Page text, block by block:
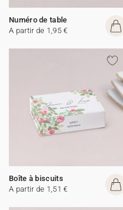
Numéro de table
A partir de 1,95 €
Boîte à biscuits
A partir de 1,51 €